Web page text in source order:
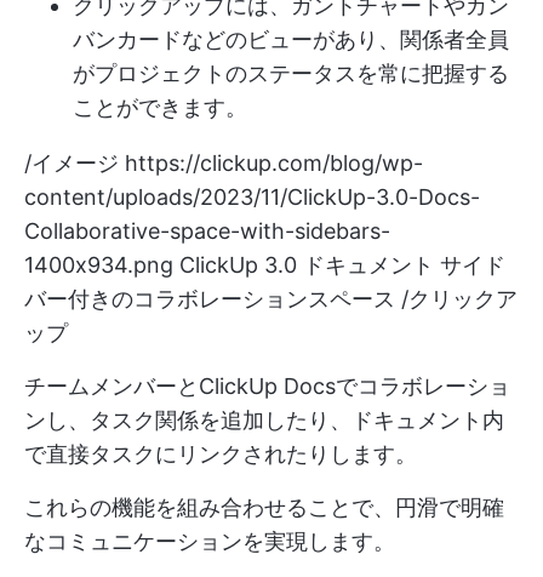
クリックアップには、ガントチャートやカン
バンカードなどのビューがあり、関係者全員
がプロジェクトのステータスを常に把握する
ことができます。
/イメージ https://clickup.com/blog/wp-
content/uploads/2023/11/ClickUp-3.0-Docs-
Collaborative-space-with-sidebars-
1400x934.png ClickUp 3.0 ドキュメント サイド
バー付きのコラボレーションスペース /クリックア
ップ
チームメンバーとClickUp Docsでコラボレーショ
ンし、タスク関係を追加したり、ドキュメント内
で直接タスクにリンクされたりします。
これらの機能を組み合わせることで、円滑で明確
なコミュニケーションを実現します。